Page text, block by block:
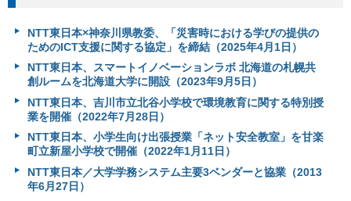
NTT東日本×神奈川県教委、「災害時における学びの提供の
ためのICT支援に関する協定」を締結（2025年4月1日）
NTT東日本、スマートイノベーションラボ 北海道の札幌共
創ルームを北海道大学に開設（2023年9月5日）
NTT東日本、吉川市立北谷小学校で環境教育に関する特別授
業を開催（2022年7月28日）
NTT東日本、小学生向け出張授業「ネット安全教室」を甘楽
町立新屋小学校で開催（2022年1月11日）
NTT東日本／大学学務システム主要3ベンダーと協業（2013
年6月27日）